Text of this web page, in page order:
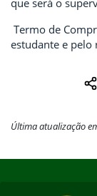
Termo de
estudante e pelo
Última atualização